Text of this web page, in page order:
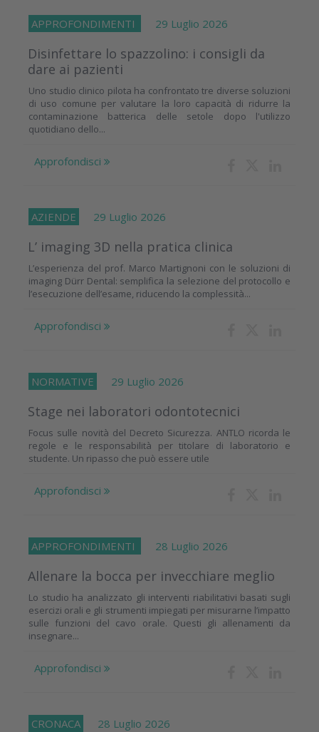
APPROFONDIMENTI 29 Luglio 2026
Disinfettare lo spazzolino: i consigli da
dare ai pazienti
Uno studio clinico pilota ha confrontato tre diverse soluzioni
di uso comune per valutare la loro capacità di ridurre la
contaminazione batterica delle setole dopo l'utilizzo
quotidiano dello...
Approfondisci
AZIENDE 29 Luglio 2026
L’ imaging 3D nella pratica clinica
L’esperienza del prof. Marco Martignoni con le soluzioni di
imaging Dürr Dental: semplifica la selezione del protocollo e
l’esecuzione dell’esame, riducendo la complessità...
Approfondisci
NORMATIVE 29 Luglio 2026
Stage nei laboratori odontotecnici
Focus sulle novità del Decreto Sicurezza. ANTLO ricorda le
regole e le responsabilità per titolare di laboratorio e
studente. Un ripasso che può essere utile
Approfondisci
APPROFONDIMENTI 28 Luglio 2026
Allenare la bocca per invecchiare meglio
Lo studio ha analizzato gli interventi riabilitativi basati sugli
esercizi orali e gli strumenti impiegati per misurarne l’impatto
sulle funzioni del cavo orale. Questi gli allenamenti da
insegnare...
Approfondisci
CRONACA 28 Luglio 2026